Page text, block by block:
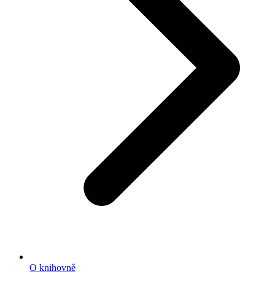
O knihovně